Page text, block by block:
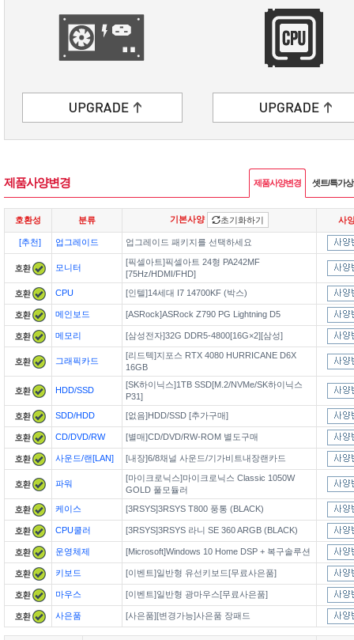
제품사양변경 제품사양변경 셋트/특가
호환성 분류 기본사양 초기화하기 사
[추천] 업그레이드 업그레이드 패키지를 선택하세요
모니터
[픽셀아트]픽셀아트 24형 PA242MF
[75Hz/HDMI/FHD]
CPU
[인텔]14세대 I7 14700KF (박스)
메인보드 [ASRock]ASRock Z790 PG Lightning D5
메모리 [삼성전자]32G DDR5-4800[16G×2][삼성]
그래픽카드
[리드텍]지포스 RTX 4080 HURRICANE D6X
16GB
HDD/SSD
[SK하이닉스]1TB SSD[M.2/NVMe/SK하이닉스
P31]
SDD/HDD
[없음]HDD/SSD [추가구매]
CD/DVD/RW [별매]CD/DVD/RW-ROM 별도구매
사운드/랜[LAN] [내장]6/8채널 사운드/기가비트내장랜카드
파워
[마이크로닉스]마이크로닉스 Classic 1050W
GOLD 풀모듈러
케이스
[3RSYS]3RSYS T800 풍통 (BLACK)
CPU쿨러 [3RSYS]3RSYS 라니 SE 360 ARGB (BLACK)
운영체제 [Microsoft]Windows 10 Home DSP + 복구솔루션
키보드 [이벤트]일반형 유선키보드[무료사은품]
마우스 [이벤트]일반형 광마우스[무료사은품]
사은품 [사은품][변경가능]사은품 장패드